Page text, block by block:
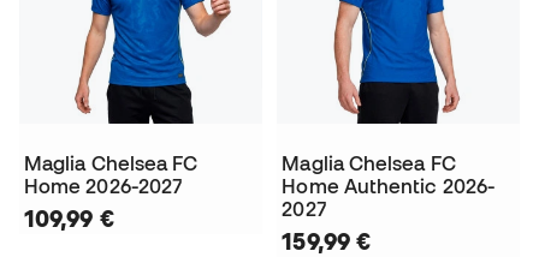
Maglia Chelsea FC
Home 2026-2027
109,99 €
Maglia Chelsea FC
Home Authentic 2026-
2027
159,99 €